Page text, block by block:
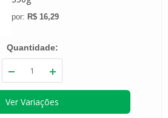
R$ 16,29
Quantidade
Ver Variações